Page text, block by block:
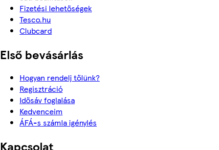
Fizetési lehetőségek
Tesco.hu
Clubcard
Első bevásárlás
Hogyan rendelj tőlünk?
Regisztráció
Idősáv foglalása
Kedvenceim
ÁFÁ-s számla igénylés
Kapcsolat